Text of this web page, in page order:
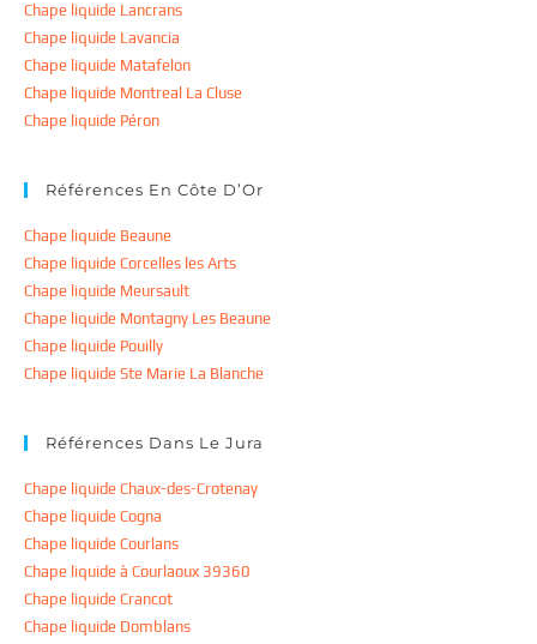
Chape liquide Lancrans
Chape liquide Lavancia
Chape liquide Matafelon
Chape liquide Montreal La Cluse
Chape liquide Péron
Références En Côte D’Or
Chape liquide Beaune
Chape liquide Corcelles les Arts
Chape liquide Meursault
Chape liquide Montagny Les Beaune
Chape liquide Pouilly
Chape liquide Ste Marie La Blanche
Références Dans Le Jura
Chape liquide Chaux-des-Crotenay
Chape liquide Cogna
Chape liquide Courlans
Chape liquide à Courlaoux 39360
Chape liquide Crancot
Chape liquide Domblans